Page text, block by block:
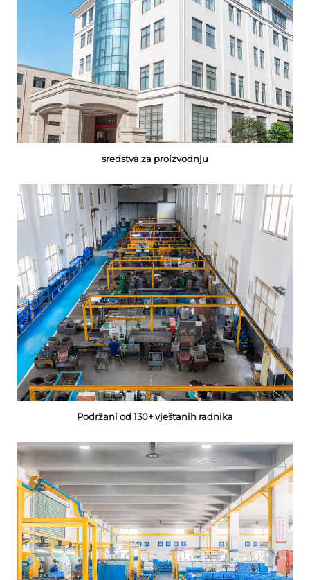
sredstva za proizvodnju
Podržani od 130+ vještanih radnika